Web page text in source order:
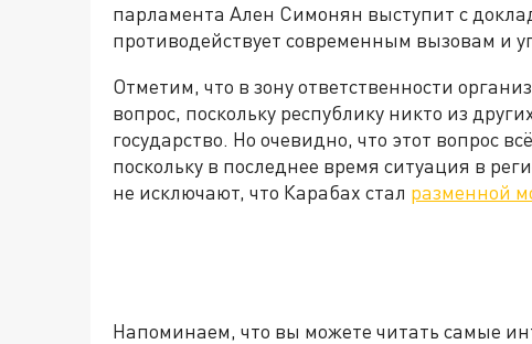
парламента Ален Симонян выступит с
противодействует современным вызовам и
Отметим, что в зону ответственности
вопрос, поскольку республику никто из
государство. Но очевидно, что этот вопрос
поскольку в последнее время ситуация в
не исключают, что Карабах стал разменной
Напоминаем, что вы можете читать самые